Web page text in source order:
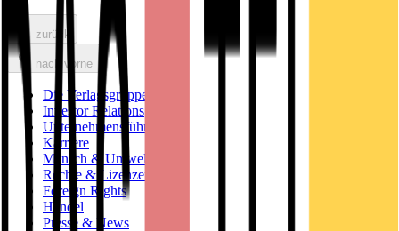
zurück
nach vorne
Die Verlagsgruppe
Investor Relations
Unternehmensführung
Karriere
Mensch & Umwelt
Rechte & Lizenzen
Foreign Rights
Handel
Presse & News